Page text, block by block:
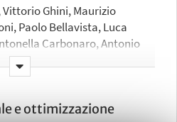
Vittorio Ghini, Maurizio
Paolo Bellavista, Luca
Carbonaro, Antonio
e ottimizzazione